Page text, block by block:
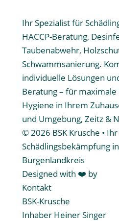
Ihr Spezialist für
HACCP-Beratung,
Taubenabwehr,
Schwammsanierung.
individuelle Lösungen
Beratung – für maximale
Hygiene in Ihrem
und Umgebung, Zeitz &
© 2026 BSK Krusche •
Schädlingsbekämpfung
Burgenlandkreis
Designed with ❤️ by
Kontakt
BSK-Krusche
Inhaber Heiner Singer